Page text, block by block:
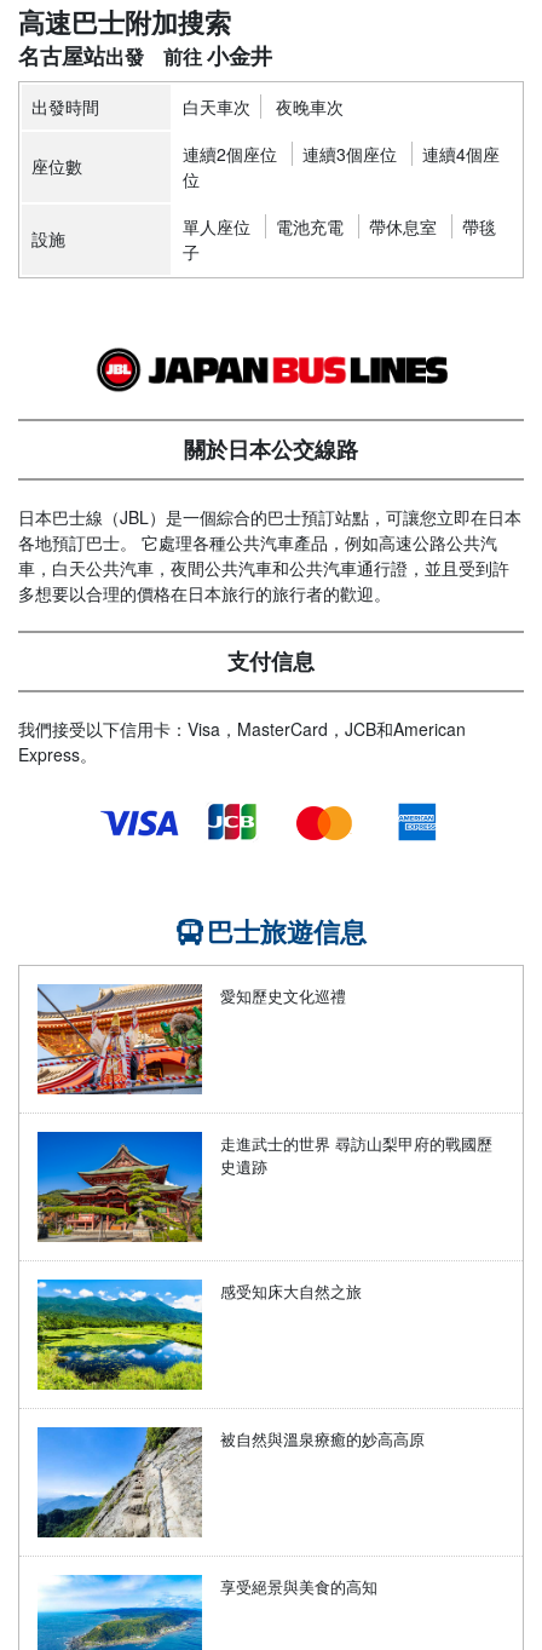
高速巴士附加搜索
名古屋站 小金井
出發時間 白天車次 夜晚車次
座位數 連續2個座位 連續3個座位
連續4個座
位
設施 單人座位 電池充電 帶休息室
帶毯
子
關於日本公交線路
日本巴士線（JBL）是一個綜合的巴士預訂站點，可讓您立即在日本
各地預訂巴士。 它處理各種公共汽車產品，例如高速公路公共汽
車，白天公共汽車，夜間公共汽車和公共汽車通行證，並且受到許
多想要以合理的價格在日本旅行的旅行者的歡迎。
支付信息
我們接受以下信用卡：Visa，MasterCard，JCB和American
Express。
巴士旅遊信息
愛知歷史文化巡禮
走進武士的世界 尋訪山梨甲府的戰國歷
史遺跡
感受知床大自然之旅
被自然與溫泉療癒的妙高高原
享受絕景與美食的高知